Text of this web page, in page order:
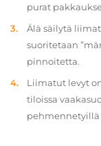
purat
Älä säilytä
suoritetaan
pinnoitetta.
Liimatut levyt
tiloissa